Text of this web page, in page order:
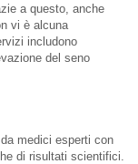
a questo, anche
vi è alcuna
includono
del seno
medici esperti con
di risultati scientifici.